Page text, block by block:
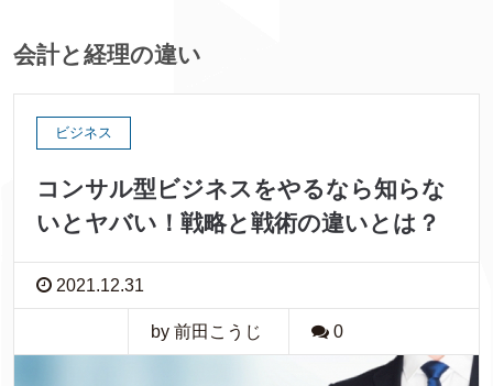
会計と経理の違い
ビジネス
コンサル型ビジネスをやるなら知らな
いとヤバい！戦略と戦術の違いとは？
2021.12.31
by 前田こうじ 0